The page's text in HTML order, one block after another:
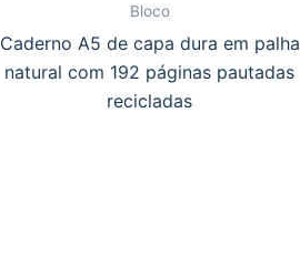
Bloco
Caderno A5 de capa dura em palha
natural com 192 páginas pautadas
recicladas